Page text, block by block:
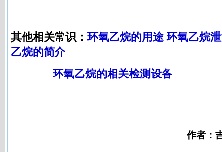
其他相关常识：环氧乙烷的用途 环氧乙烷
乙烷的简介
环氧乙烷的相关检测设备
作者：